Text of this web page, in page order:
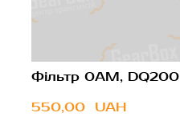
Фільтр 0AM, DQ200
550,00  UAH